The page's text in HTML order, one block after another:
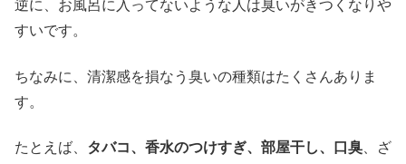
逆に、お風呂に入ってないような人は臭いがきつくなりや
すいです。
ちなみに、清潔感を損なう臭いの種類はたくさんありま
す。
たとえば、 タバコ、香水のつけすぎ、部屋干し、口臭 、ざ